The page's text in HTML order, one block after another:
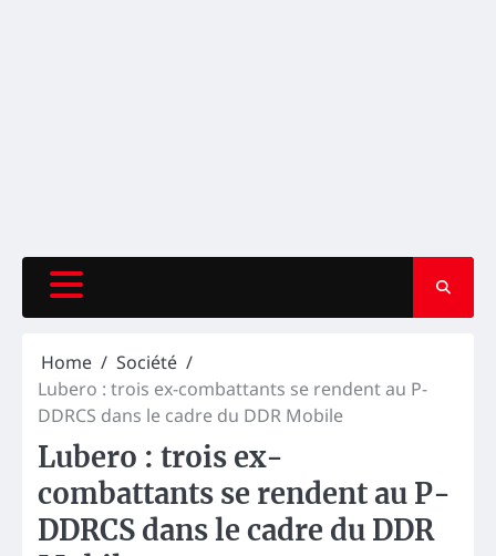
Home
Société
Lubero : trois ex-combattants se rendent au P-
DDRCS dans le cadre du DDR Mobile
Lubero : trois ex-
combattants se rendent au P-
DDRCS dans le cadre du DDR